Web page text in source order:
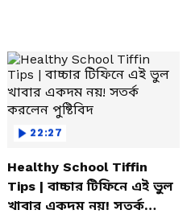
22:27
Healthy School Tiffin
Tips | বাচ্চার টিফিনে এই ভুল
খাবার একদম নয়! সতর্ক